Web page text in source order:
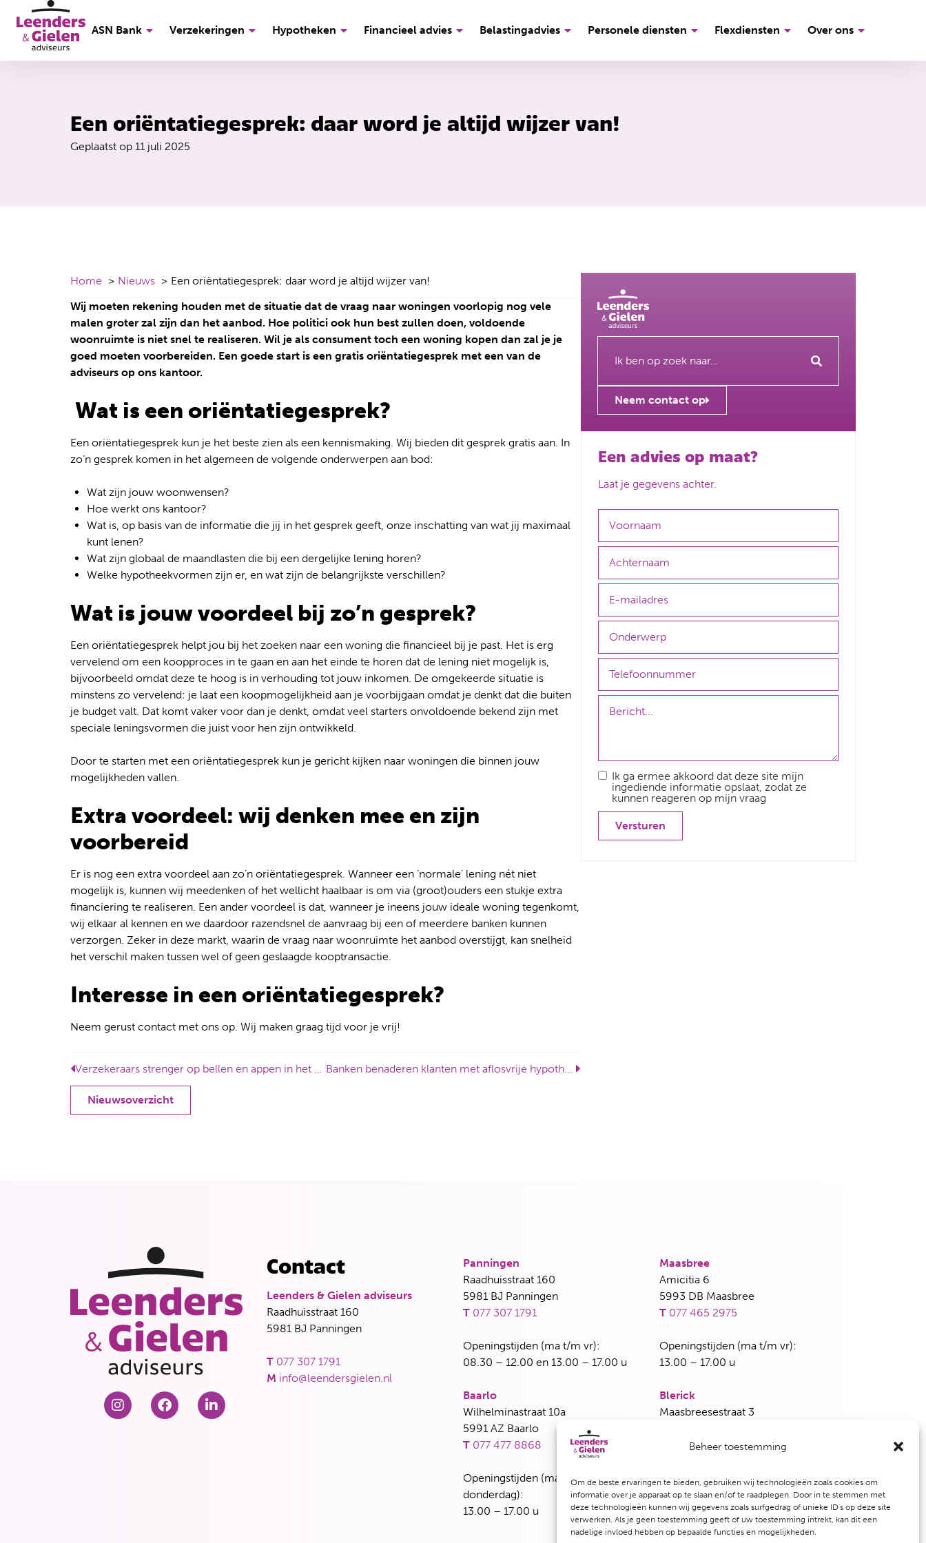
Beheer toestemming
Om de beste ervaringen te bieden, gebruiken wij technologieën zoals cookies om
informatie over je apparaat op te slaan en/of te raadplegen. Door in te stemmen met
deze technologieën kunnen wij gegevens zoals surfgedrag of unieke ID's op deze site
verwerken. Als je geen toestemming geeft of uw toestemming intrekt, kan dit een
nadelige invloed hebben op bepaalde functies en mogelijkheden.
ASN Bank Verzekeringen Hypotheken Financieel advies Belastingadvies Personele diensten Flexdiensten Over ons
Een oriëntatiegesprek: daar word je altijd wijzer van!
Geplaatst op 11 juli 2025
Home Nieuws
Een oriëntatiegesprek: daar word je altijd wijzer van!
Wij moeten rekening houden met de situatie dat de vraag naar woningen voorlopig nog vele
malen groter zal zijn dan het aanbod. Hoe politici ook hun best zullen doen, voldoende
woonruimte is niet snel te realiseren. Wil je als consument toch een woning kopen dan zal je je
goed moeten voorbereiden. Een goede start is een gratis oriëntatiegesprek met een van de
adviseurs op ons kantoor.
Wat is een oriëntatiegesprek?
Een oriëntatiegesprek kun je het beste zien als een kennismaking. Wij bieden dit gesprek gratis aan. In
zo’n gesprek komen in het algemeen de volgende onderwerpen aan bod:
Wat zijn jouw woonwensen?
Hoe werkt ons kantoor?
Wat is, op basis van de informatie die jij in het gesprek geeft, onze inschatting van wat jij maximaal
kunt lenen?
Wat zijn globaal de maandlasten die bij een dergelijke lening horen?
Welke hypotheekvormen zijn er, en wat zijn de belangrijkste verschillen?
Wat is jouw voordeel bij zo’n gesprek?
Een oriëntatiegesprek helpt jou bij het zoeken naar een woning die financieel bij je past. Het is erg
vervelend om een koopproces in te gaan en aan het einde te horen dat de lening niet mogelijk is,
bijvoorbeeld omdat deze te hoog is in verhouding tot jouw inkomen. De omgekeerde situatie is
minstens zo vervelend: je laat een koopmogelijkheid aan je voorbijgaan omdat je denkt dat die buiten
je budget valt. Dat komt vaker voor dan je denkt, omdat veel starters onvoldoende bekend zijn met
speciale leningsvormen die juist voor hen zijn ontwikkeld.
Door te starten met een oriëntatiegesprek kun je gericht kijken naar woningen die binnen jouw
mogelijkheden vallen.
Extra voordeel: wij denken mee en zijn
voorbereid
Er is nog een extra voordeel aan zo’n oriëntatiegesprek. Wanneer een ‘normale’ lening nét niet
mogelijk is, kunnen wij meedenken of het wellicht haalbaar is om via (groot)ouders een stukje extra
financiering te realiseren. Een ander voordeel is dat, wanneer je ineens jouw ideale woning tegenkomt,
wij elkaar al kennen en we daardoor razendsnel de aanvraag bij een of meerdere banken kunnen
verzorgen. Zeker in deze markt, waarin de vraag naar woonruimte het aanbod overstijgt, kan snelheid
het verschil maken tussen wel of geen geslaagde kooptransactie.
Interesse in een oriëntatiegesprek?
Neem gerust contact met ons op. Wij maken graag tijd voor je vrij!
Verzekeraars strenger op bellen en appen in het verkeer Banken benaderen klanten met aflosvrije hypotheken – Wat betekent dit voor jou?
Nieuwsoverzicht
Neem contact op
Een advies op maat?
Laat je gegevens achter.
Ik ga ermee akkoord dat deze site mijn
ingediende informatie opslaat, zodat ze
kunnen reageren op mijn vraag
Versturen
Contact
Leenders & Gielen adviseurs
Raadhuisstraat 160
5981 BJ Panningen
T 077 307 1791
M info@leendersgielen.nl
Panningen
Raadhuisstraat 160
5981 BJ Panningen
T 077 307 1791
Openingstijden (ma t/m vr):
08.30 – 12.00 en 13.00 – 17.00 u
Baarlo
Wilhelminastraat 10a
5991 AZ Baarlo
T 077 477 8868
Openingstijden (maandag, dinsdag en
donderdag):
13.00 – 17.00 u
Maasbree
Amicitia 6
5993 DB Maasbree
T 077 465 2975
Openingstijden (ma t/m vr):
13.00 – 17.00 u
Blerick
Maasbreesestraat 3
077 382 5339
Openingstijden (woensdag en vrijdag):
13.00 – 17.00 u